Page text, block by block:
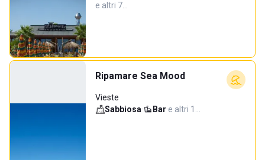
e altri 7…
Ripamare Sea Mood
Vieste
Sabbiosa· Bar·e altri 1…